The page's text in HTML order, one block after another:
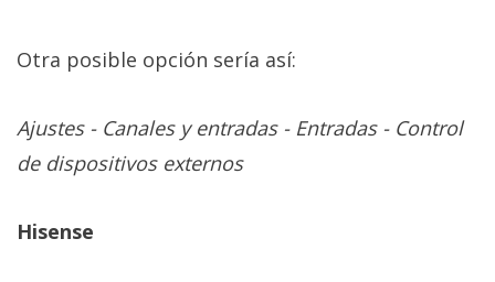
Otra posible opción sería así:
Ajustes - Canales y entradas - Entradas - Control
de dispositivos externos
Hisense